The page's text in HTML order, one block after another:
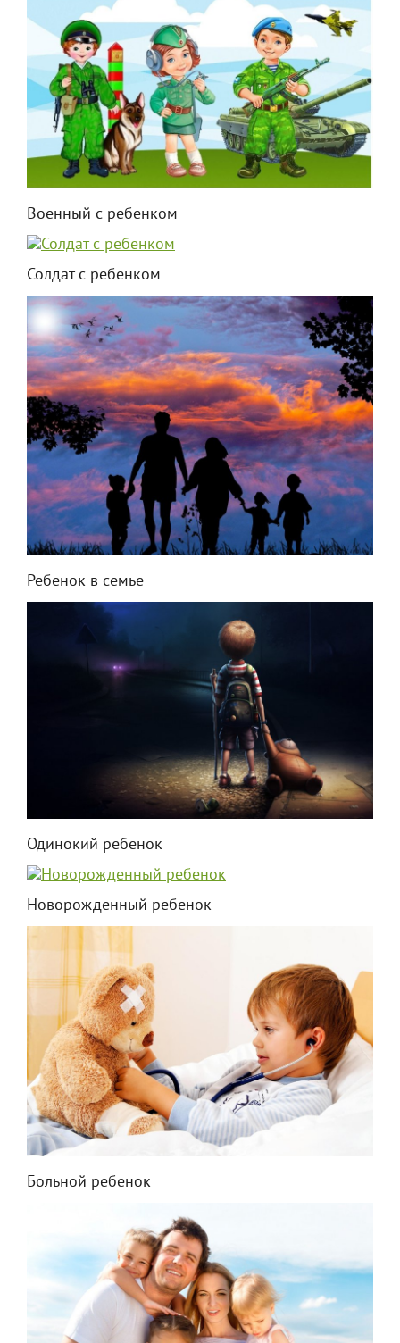
Военный с ребенком
Солдат с ребенком
Ребенок в семье
Одинокий ребенок
Новорожденный ребенок
Больной ребенок